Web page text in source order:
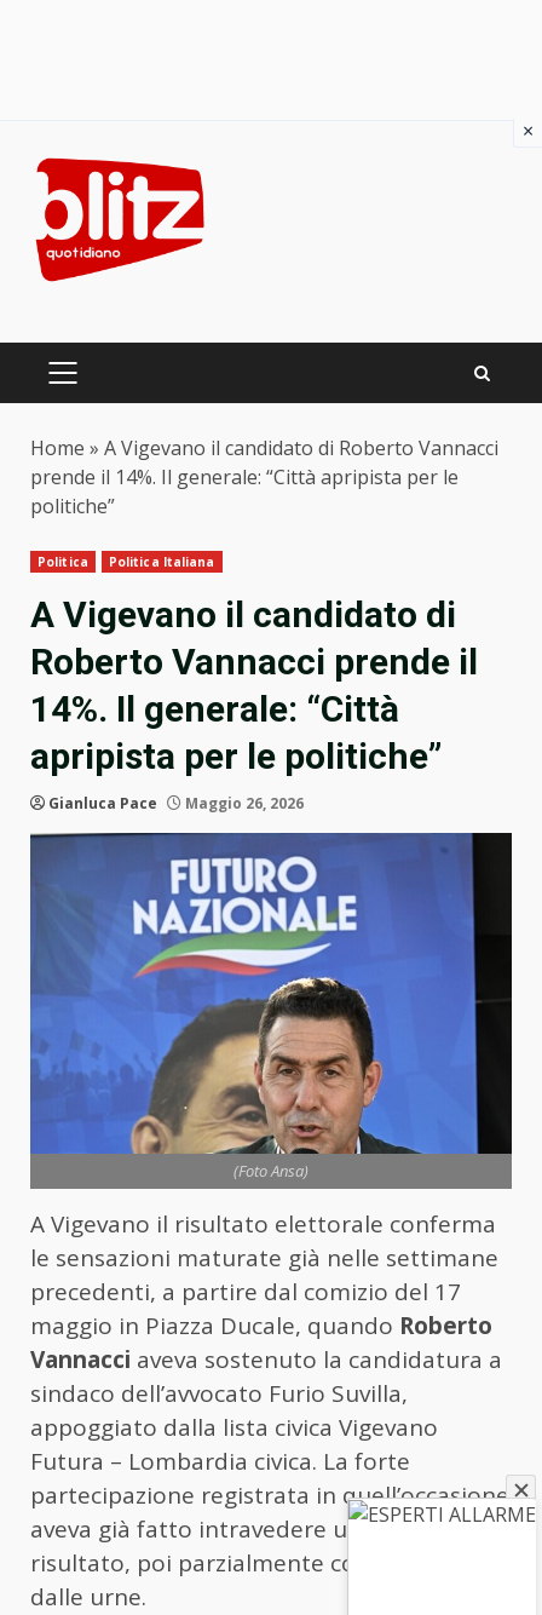
content
PRIMARY
Home » A Vigevano il candidato di Roberto Vannacci
prende il 14%. Il generale: “Città apripista per le
politiche”
Politica Politica Italiana
A Vigevano il candidato di
Roberto Vannacci prende il
14%. Il generale: “Città
apripista per le politiche”
Gianluca Pace Maggio 26, 2026
(Foto Ansa)
A Vigevano il risultato elettorale conferma
le sensazioni maturate già nelle settimane
precedenti, a partire dal comizio del 17
maggio in Piazza Ducale, quando Roberto
Vannacci aveva sostenuto la candidatura a
sindaco dell’avvocato Furio Suvilla,
appoggiato dalla lista civica Vigevano
Futura – Lombardia civica. La forte
partecipazione registrata in quell’occasione
aveva già fatto intravedere un buon
risultato, poi parzialmente confermato
dalle urne.
×